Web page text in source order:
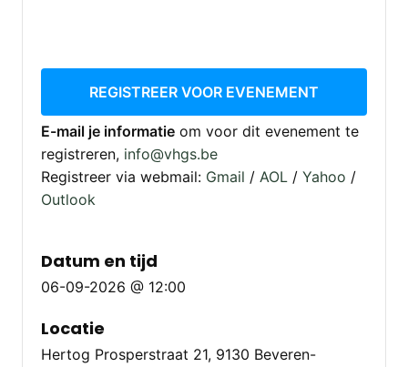
REGISTREER VOOR EVENEMENT
E-mail je informatie om voor dit evenement te
registreren, info@vhgs.be
Registreer via webmail: Gmail / AOL / Yahoo /
Outlook
Datum en tijd
06-09-2026 @ 12:00
Locatie
Hertog Prosperstraat 21, 9130 Beveren-